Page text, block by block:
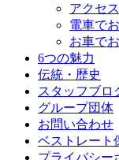
アクセス
電車で
お車で
6つの魅力
伝統・歴史
スタッフブロ
グループ団体
お問い合わせ
ベストレート
プライバシー